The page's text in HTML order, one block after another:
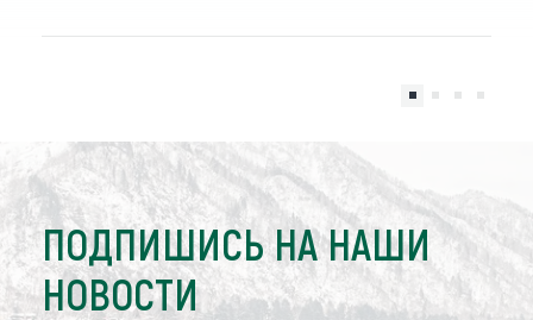
ПОДПИШИСЬ НА НАШИ
НОВОСТИ